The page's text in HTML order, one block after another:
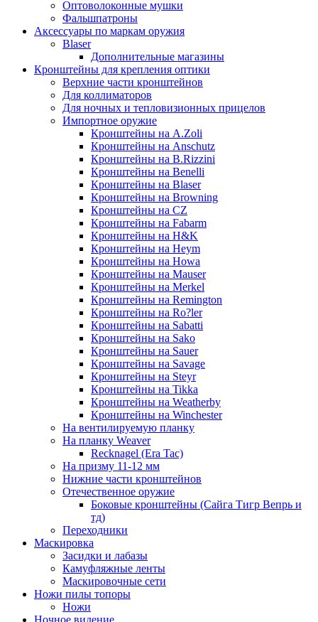
Оптоволоконные мушки
Фальшпатроны
Аксессуары по маркам оружия
Blaser
Дополнительные магазины
Кронштейны для крепления оптики
Верхние части кронштейнов
Для коллиматоров
Для ночных и тепловизионных прицелов
Импортное оружие
Кронштейны на A.Zoli
Кронштейны на Anschutz
Кронштейны на B.Rizzini
Кронштейны на Benelli
Кронштейны на Blaser
Кронштейны на Browning
Кронштейны на CZ
Кронштейны на Fabarm
Кронштейны на H&K
Кронштейны на Heym
Кронштейны на Howa
Кронштейны на Mauser
Кронштейны на Merkel
Кронштейны на Remington
Кронштейны на Ro?ler
Кронштейны на Sabatti
Кронштейны на Sako
Кронштейны на Sauer
Кронштейны на Savage
Кронштейны на Steyr
Кронштейны на Tikka
Кронштейны на Weatherby
Кронштейны на Winchester
На вентилируемую планку
На планку Weaver
Recknagel (Era Tac)
На призму 11-12 мм
Нижние части кронштейнов
Отечественное оружие
Боковые кронштейны (Сайга Тигр Вепрь и
тд)
Переходники
Маскировка
Засидки и лабазы
Камуфляжные ленты
Маскировочные сети
Ножи пилы топоры
Ножи
Ночное видение